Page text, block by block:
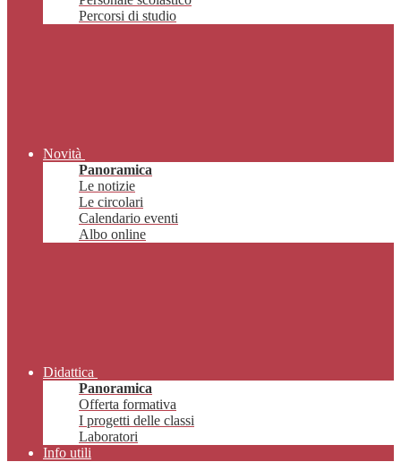
Percorsi di studio
Novità
Panoramica
Le notizie
Le circolari
Calendario eventi
Albo online
Didattica
Panoramica
Offerta formativa
I progetti delle classi
Laboratori
Info utili